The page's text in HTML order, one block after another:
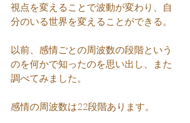
視点を変えることで波動が変わり、自
分のいる世界を変えることができる。
以前、感情ごとの周波数の段階という
のを何かで知ったのを思い出し、また
調べてみました。
感情の周波数は22段階あります。